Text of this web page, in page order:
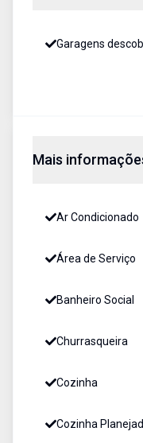
Garagens
Mais
Ar Condicionado
Área de Serviço
Banheiro Social
Churrasqueira
Cozinha
Cozinha